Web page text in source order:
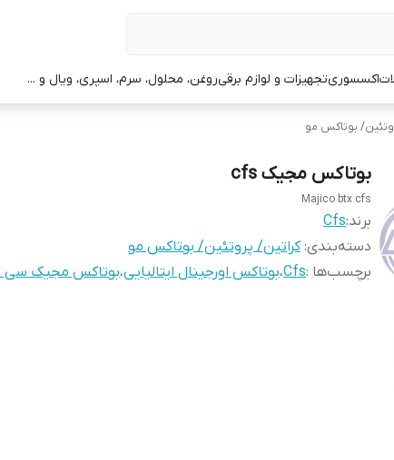
اکسسوریتجهیزات و لوازم برقیروغن، محلول، سرم، اسپری، ویال و ...
بوتاکس مو
بوتاکس مجیک cfs
Majico btx cfs
برند:Cfs
دسته‌بندی:کراتین/ پروتئین/ بوتاکس مو
برچسب‌ها :Cfs،بوتاکس اورجینال ایتالیایی،بوتاکس مجیک